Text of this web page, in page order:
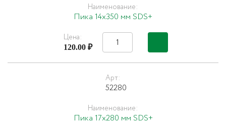
Наименование:
Пика 14х350 мм SDS+
Цена:
120.00 ₽
Арт:
52280
Наименование:
Пика 17х280 мм SDS+